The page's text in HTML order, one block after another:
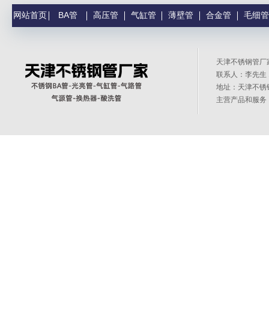
网站首页 BA管 高压管 气缸管 薄壁管 合金管 毛细管
天津不锈钢
联系人：李先
地址：天津不
主营产品和服务